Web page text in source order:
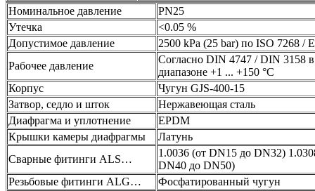
Номинальное давление
PN25
Утечка
<0.05 %
Допустимое давление
2500 kPa (25 bar) по ISO 7268 /
Рабочее давление
Согласно DIN 4747 / DIN 3158 в
диапазоне +1 ... +150 °C
Корпус
Чугун GJS-400-15
Затвор, седло и шток
Нержавеющая сталь
Диафрагма и уплотнение
EPDM
Крышки камеры диафрагмы
Латунь
Сварные фитинги ALS…
1.0036 (от DN15 до DN32)
DN40 до DN50)
Резьбовые фитинги ALG…
Фосфатированный чугун